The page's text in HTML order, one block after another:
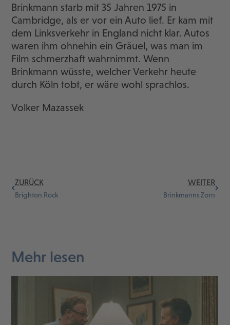
Brinkmann starb mit 35 Jahren 1975 in
Cambridge, als er vor ein Auto lief. Er kam mit
dem Linksverkehr in England nicht klar. Autos
waren ihm ohnehin ein Gräuel, was man im
Film schmerzhaft wahrnimmt. Wenn
Brinkmann wüsste, welcher Verkehr heute
durch Köln tobt, er wäre wohl sprachlos.
Volker Mazassek
ZURÜCK
Brighton Rock
WEITER
Brinkmanns Zorn
Mehr lesen